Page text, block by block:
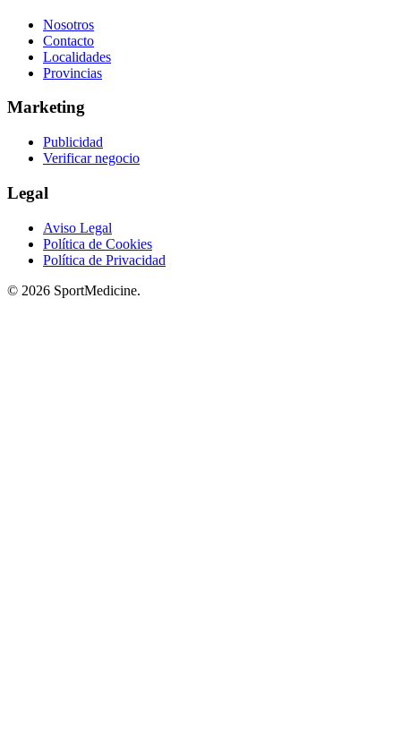
Nosotros
Contacto
Localidades
Provincias
Marketing
Publicidad
Verificar negocio
Legal
Aviso Legal
Política de Cookies
Política de Privacidad
© 2026 SportMedicine.